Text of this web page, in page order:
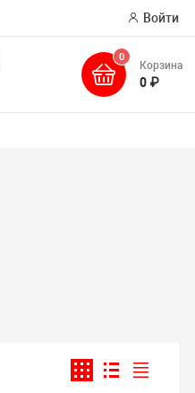
Войти
0
Корзина
0 ₽